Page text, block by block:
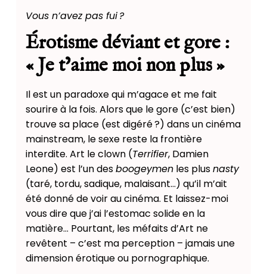
Vous n’avez pas fui ?
Érotisme déviant et gore :
« Je t’aime moi non plus »
Il est un paradoxe qui m’agace et me fait
sourire à la fois. Alors que le gore (c’est bien)
trouve sa place (est digéré ?) dans un cinéma
mainstream, le sexe reste la frontière
interdite. Art le clown (Terrifier, Damien
Leone) est l’un desboogeymenles plusnasty
(taré, tordu, sadique, malaisant…) qu’il m’ait
été donné de voir au cinéma. Et laissez-moi
vous dire que j’ai l’estomac solide en la
matière… Pourtant, les méfaits d’Art ne
revêtent – c’est ma perception – jamais une
dimension érotique ou pornographique.